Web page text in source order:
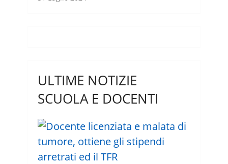
ULTIME NOTIZIE
SCUOLA E DOCENTI